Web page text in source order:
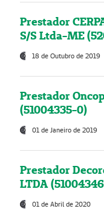
Prestador
S/S Ltda-ME
18 de Outubro de 2019
Prestador
(51004335-0)
01 de Janeiro de 2019
Prestador
LTDA
01 de Abril de 2020